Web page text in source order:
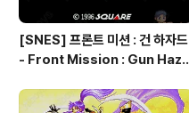
[SNES] 프론트 미션 : 건 하자드
- Front Mission : Gun Haza
ズ ガンハザード